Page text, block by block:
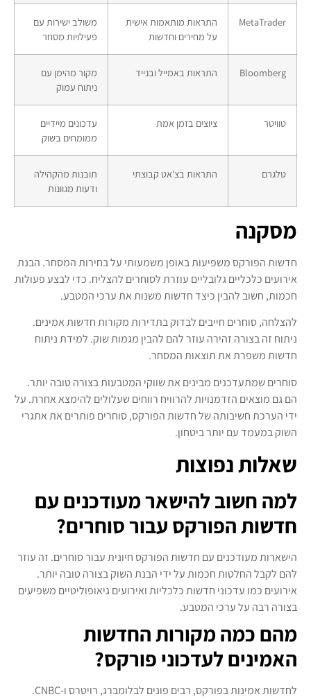
MetaTrader
התראות מותאמות אישית
על מחירים וחדשות
משולב ישירות עם
פעילויות מסחר
Bloomberg התראות באמייל ובנייד
מקור מהימן עם
ניתוח עמוק
טוויטר ציוצים בזמן אמת
עדכונים מיידיים
ממומחים בשוק
טלגרם התראות בצ'אט קבוצתי
תובנות מהקהילה
ודעות מגוונות
מסקנה
חדשות הפורקס משפיעות באופן משמעותי על בחירות המסחר. הבנת
אירועים כלכליים גלובליים עוזרת לסוחרים להצליח. כדי לבצע פעולות
חכמות, חשוב להבין כיצד חדשות משנות את ערכי המטבע.
להצלחה, סוחרים חייבים לבדוק בתדירות מקורות חדשות אמינים.
ניתוח זה בצורה זהירה עוזר להם להבין מגמות שוק. למידת ניתוח
חדשות משפרת את תוצאות המסחר.
סוחרים שמתעדכנים מבינים את שווקי המטבעות בצורה טובה יותר.
הם גם מוצאים הזדמנויות להרוויח רווחים שעלולים להימצא אחרת. על
ידי הערכת חשיבותה של חדשות הפורקס, סוחרים פותרים את אתגרי
השוק במעמד עם יותר ביטחון.
שאלות נפוצות
למה חשוב להישאר מעודכנים עם
חדשות הפורקס עבור סוחרים?
הישארות מעודכנים עם חדשות הפורקס חיונית עבור סוחרים. זה עוזר
להם לקבל החלטות חכמות על ידי הבנת השוק בצורה טובה יותר.
אירועים כמו עדכוני חדשות כלכליות ואירועים גיאופוליטיים משפיעים
בצורה רבה על ערכי המטבע.
מהם כמה מקורות החדשות
האמינים לעדכוני פורקס?
לחדשות אמינות בפורקס, רבים פונים לבלומברג, רויטרס ו-CNBC.